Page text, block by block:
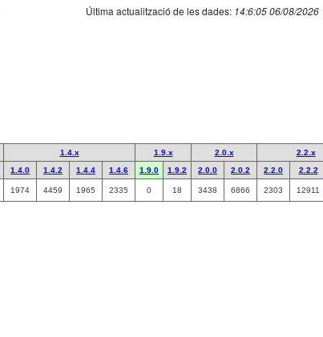
Última actualització de les dades: 14:6:05 06/08/2026
1.4.x 1.9.x 2.0.x
2.2.x
1.4.0 1.4.2 1.4.4 1.4.6 1.9.0 1.9.2 2.0.0 2.0.2 2.2.0 2.2.2
1974 4459 1965 2335 0 18 3438 6866 2303 12911